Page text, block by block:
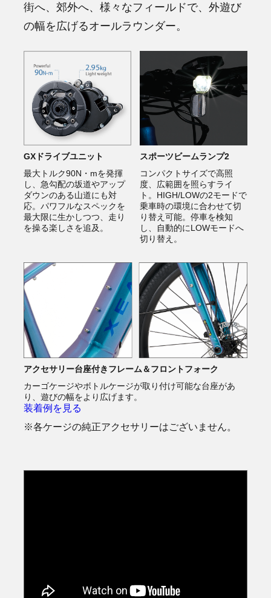
街へ、郊外へ、様々なフィールドで、外遊び
の幅を広げるオールラウンダー。
GXドライブユニット
最大トルク90N・mを発揮
し、急勾配の坂道やアップ
ダウンのある山道にも対
応。パワフルなスペックを
最大限に生かしつつ、走り
を操る楽しさを追及。
スポーツビームランプ2
コンパクトサイズで高照
度、広範囲を照らすライ
ト。HIGH/LOWの2モードで
乗車時の環境に合わせて切
り替え可能。停車を検知
し、自動的にLOWモードへ
切り替え。
アクセサリー台座付きフレーム＆フロントフォーク
カーゴケージやボトルケージが取り付け可能な台座があ
り、遊びの幅をより広げます。
装着例を見る
※各ケージの純正アクセサリーはございません。